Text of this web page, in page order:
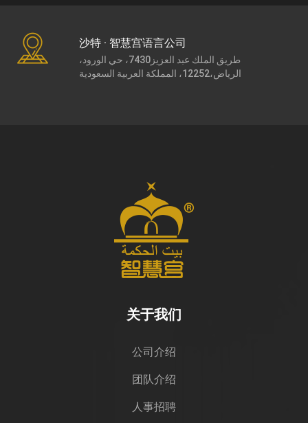
沙特 · 智慧宫语言公司
طريق الملك عبد العزيز7430، حي الورود،
الرياض،12252، المملكة العربية السعودية
关于我们
公司介绍
团队介绍
人事招聘